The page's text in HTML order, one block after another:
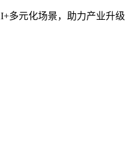
多元化场景，助力产业升级